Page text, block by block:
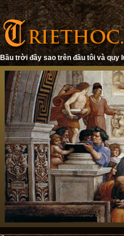
Bầu trời đầy sao trên đầu tôi và quy